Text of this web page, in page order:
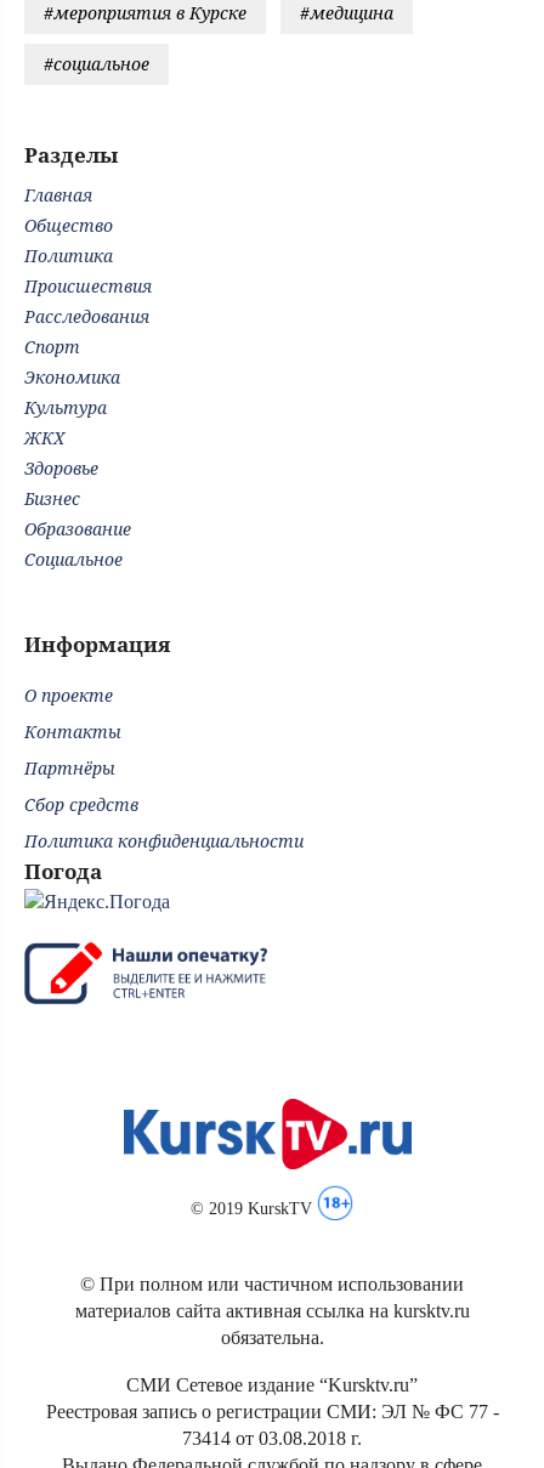
#мероприятия в Курске #медицина
#социальное
Разделы
Главная
Общество
Политика
Происшествия
Расследования
Спорт
Экономика
Культура
ЖКХ
Здоровье
Бизнес
Образование
Социальное
Информация
О проекте
Контакты
Партнёры
Сбор средств
Политика конфиденциальности
Погода
© 2019 KurskTV
© При полном или частичном использовании
материалов сайта активная ссылка на kursktv.ru
обязательна.
СМИ Сетевое издание “Kursktv.ru”
Реестровая запись о регистрации СМИ: ЭЛ № ФС 77 -
73414 от 03.08.2018 г.